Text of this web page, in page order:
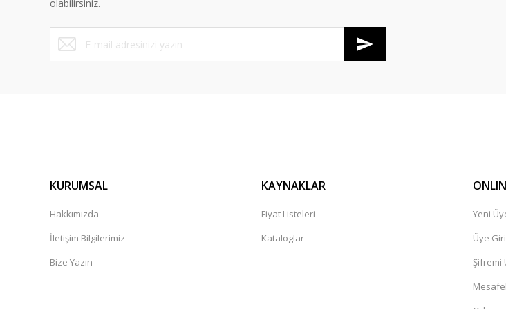
olabilirsiniz.
KURUMSAL
Hakkımızda
İletişim Bilgilerimiz
Bize Yazın
KAYNAKLAR
Fiyat Listeleri
Kataloglar
Yeni
Üye
Şifremi